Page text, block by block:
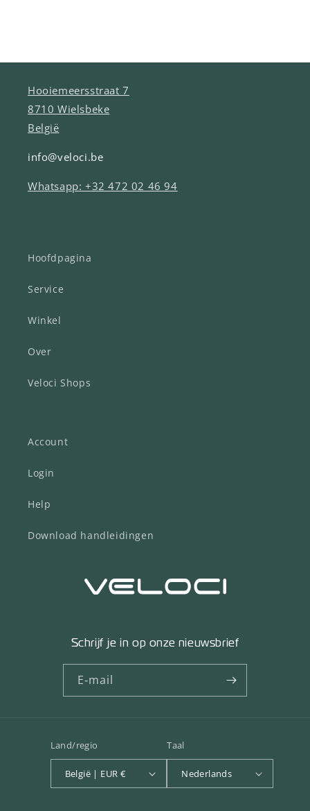
Hooiemeersstraat 7
8710 Wielsbeke
België
info@veloci.be
Whatsapp: +32 472 02 46 94
Hoofdpagina
Service
Winkel
Over
Veloci Shops
Account
Login
Help
Download handleidingen
Schrijf je in op onze nieuwsbrief
E‑mail
Land/regio
België | EUR €
Taal
Nederlands